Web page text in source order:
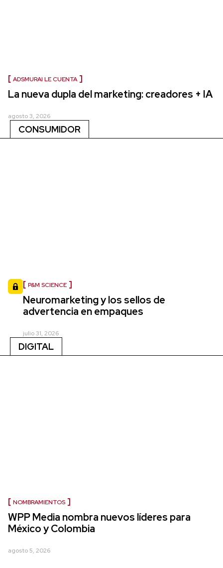
ADSMURAI LE CUENTA
La nueva dupla del marketing: creadores + IA
agosto 3, 2026
CONSUMIDOR
P&M SCIENCE
Neuromarketing y los sellos de
advertencia en empaques
julio 31, 2026
DIGITAL
NOMBRAMIENTOS
WPP Media nombra nuevos líderes para
México y Colombia
agosto 5, 2026